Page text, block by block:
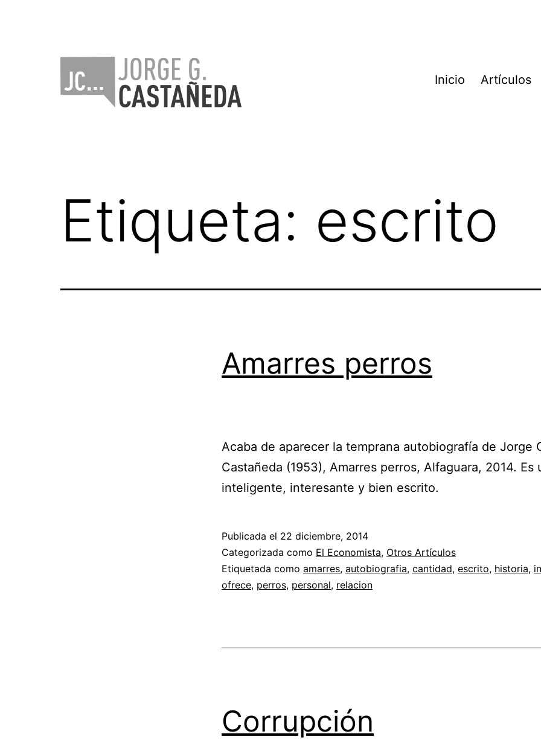
Inicio Artículos
Etiqueta: escrito
Amarres perros
Acaba de aparecer la temprana autobiografía de Jorge
Castañeda (1953), Amarres perros, Alfaguara, 2014. Es
inteligente, interesante y bien escrito.
Publicada el 22 diciembre, 2014
Categorizada como El Economista, Otros Artículos
Etiquetada como amarres, autobiografia, cantidad, escrito, historia,
ofrece, perros, personal, relacion
Corrupción